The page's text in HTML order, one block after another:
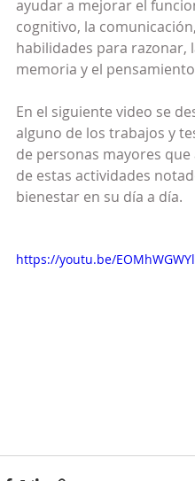
ayudar a mejorar el
cognitivo, la
habilidades para razonar,
memoria y el
En el siguiente video se
alguno de los trabajos y
de personas mayores que
de estas actividades
bienestar en su día a día.
https://youtu.be/